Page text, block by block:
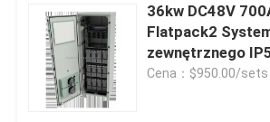
36kw DC48V
Flatpack2
zewnętrznego
CTO31240.Nnnn
Cena：$950.00/